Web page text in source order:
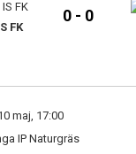
FK
0 - 0
maj, 17:00
IP Naturgräs